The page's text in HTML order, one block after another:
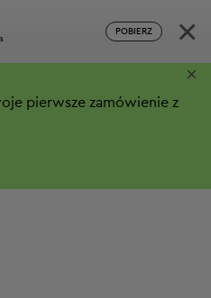
POBIERZ ×
pierwsze zamówienie z
×